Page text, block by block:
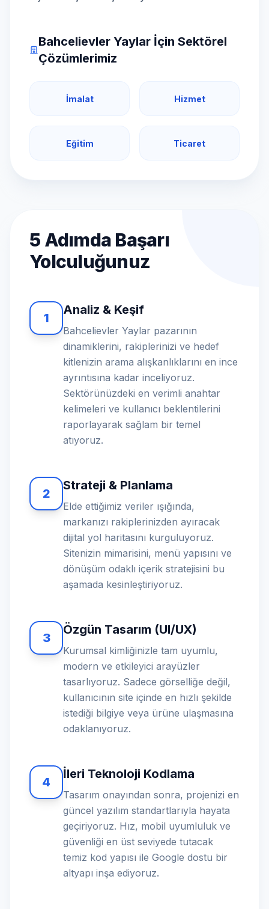
Bahcelievler Yaylar İçin Sektörel
Çözümlerimiz
İmalat Hizmet
Eğitim Ticaret
5 Adımda Başarı
Yolculuğunuz
1
Analiz & Keşif
Bahcelievler Yaylar pazarının
dinamiklerini, rakiplerinizi ve hedef
kitlenizin arama alışkanlıklarını en ince
ayrıntısına kadar inceliyoruz.
Sektörünüzdeki en verimli anahtar
kelimeleri ve kullanıcı beklentilerini
raporlayarak sağlam bir temel
atıyoruz.
2
Strateji & Planlama
Elde ettiğimiz veriler ışığında,
markanızı rakiplerinizden ayıracak
dijital yol haritasını kurguluyoruz.
Sitenizin mimarisini, menü yapısını ve
dönüşüm odaklı içerik stratejisini bu
aşamada kesinleştiriyoruz.
3
Özgün Tasarım (UI/UX)
Kurumsal kimliğinizle tam uyumlu,
modern ve etkileyici arayüzler
tasarlıyoruz. Sadece görselliğe değil,
kullanıcının site içinde en hızlı şekilde
istediği bilgiye veya ürüne ulaşmasına
odaklanıyoruz.
4
İleri Teknoloji Kodlama
Tasarım onayından sonra, projenizi en
güncel yazılım standartlarıyla hayata
geçiriyoruz. Hız, mobil uyumluluk ve
güvenliği en üst seviyede tutacak
temiz kod yapısı ile Google dostu bir
altyapı inşa ediyoruz.